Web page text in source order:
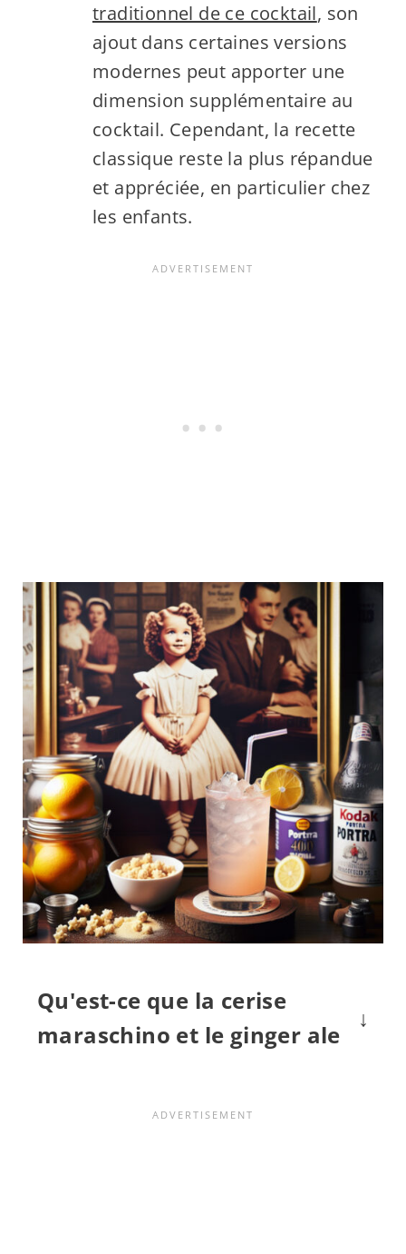
traditionnel de ce cocktail, son
ajout dans certaines versions
modernes peut apporter une
dimension supplémentaire au
cocktail. Cependant, la recette
classique reste la plus répandue
et appréciée, en particulier chez
les enfants.
Qu'est-ce que la cerise
maraschino et le ginger ale
La cerise maraschino est une